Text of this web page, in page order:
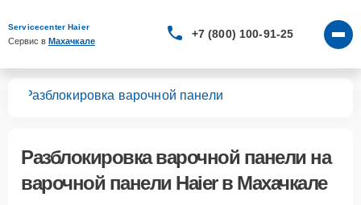
Servicecenter Haier
Сервис в Махачкале
+7 (800) 100-91-25
Разблокировка варочной панели
Разблокировка варочной панели на
варочной панели Haier в Махачкале